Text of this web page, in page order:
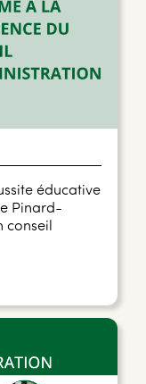
éducative
Pinard-
conseil